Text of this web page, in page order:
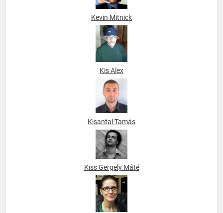
Kevin Mitnick
Kis Alex
Kisantal Tamás
Kiss Gergely Máté